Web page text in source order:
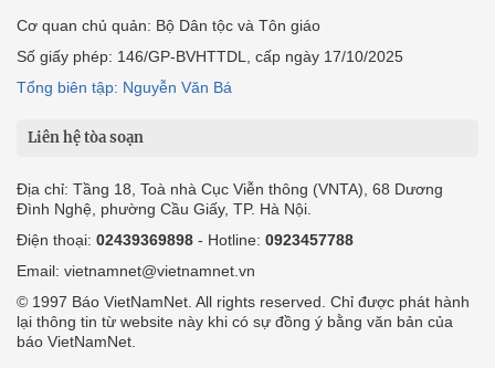
Cơ quan chủ quản: Bộ Dân tộc và Tôn giáo
Số giấy phép: 146/GP-BVHTTDL, cấp ngày 17/10/2025
Tổng biên tập: Nguyễn Văn Bá
Liên hệ tòa soạn
Địa chỉ: Tầng 18, Toà nhà Cục Viễn thông (VNTA), 68 Dương
Đình Nghệ, phường Cầu Giấy, TP. Hà Nội.
Điện thoại: 02439369898 - Hotline: 0923457788
Email: vietnamnet@vietnamnet.vn
© 1997 Báo VietNamNet. All rights reserved. Chỉ được phát hành
lại thông tin từ website này khi có sự đồng ý bằng văn bản của
báo VietNamNet.